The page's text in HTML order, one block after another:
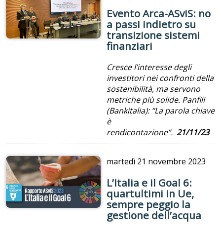
Evento Arca-ASviS: no
a passi indietro su
transizione sistemi
finanziari
Cresce l’interesse degli
investitori nei confronti della
sostenibilità, ma servono
metriche più solide. Panfili
(Bankitalia): “La parola chiave
è
rendicontazione”. 21/11/23
martedì 21 novembre 2023
L’Italia e il Goal 6:
quartultimi in Ue,
sempre peggio la
gestione dell’acqua